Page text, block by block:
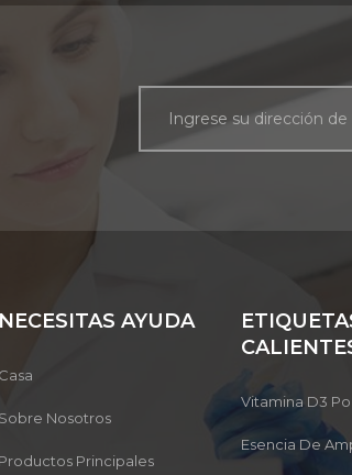
NECESITAS AYUDA
Casa
Sobre Nosotros
Productos Principales
Vitamina D3
Esencia De